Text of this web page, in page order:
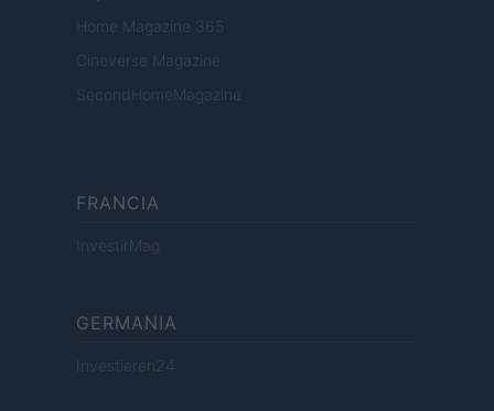
Home Magazine 365
Cineverse Magazine
SecondHomeMagazine
FRANCIA
InvestirMag
GERMANIA
Investieren24